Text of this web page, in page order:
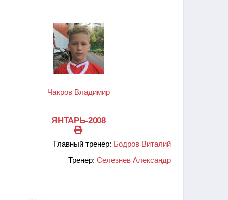
Чакров Владимир
ЯНТАРЬ-2008
Главный тренер: Бодров Виталий
Тренер: Селезнев Александр